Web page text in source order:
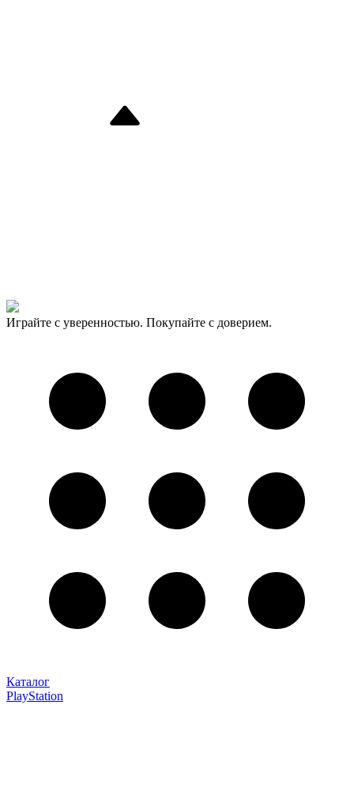
Играйте с уверенностью. Покупайте с доверием.
Каталог
PlayStation